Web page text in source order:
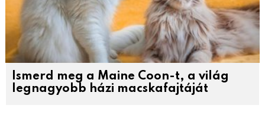
Ismerd meg a Maine Coon-t, a világ
legnagyobb házi macskafajtáját